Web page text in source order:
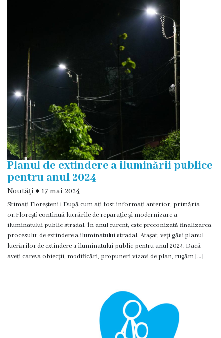
prioritare
spre
finanțare
Proiecte
finalizate
Instituții
subordonate
Funcţii
vacante
Consiliul
Planul de extindere a iluminării publice
pentru anul 2024
Noutăţi ● 17 mai 2024
Stimați Floreșteni ! După cum ați fost informați anterior, primăria
or.Florești continuă lucrările de reparație și modernizare a
iluminatului public stradal. În anul curent, este preconizată finalizarea
procesului de extindere a iluminatului stradal. Atașat, veți găsi planul
lucrărilor de extindere a iluminatului public pentru anul 2024. Dacă
aveți careva obiecții, modificări, propuneri vizavi de plan, rugăm […]